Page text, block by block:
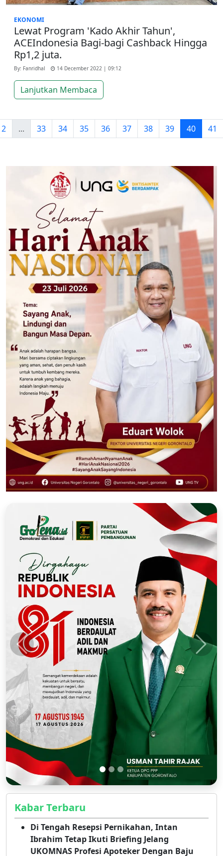
EKONOMI
Lewat Program 'Kado Akhir Tahun',
ACEIndonesia Bagi-bagi Cashback Hingga
Rp1,2 juta.
By: Fanridhal 14 December 2022 | 09:12
Lanjutkan Membaca
2 ... 33 34 35 36 37 38 39 40 41
Kabar Terbaru